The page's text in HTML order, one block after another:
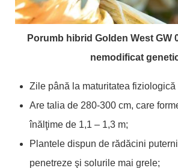
Porumb hibrid Golden West GW
nemodificat
Zile până la maturitatea fiziologică
Are talia de 280-300 cm, care
înălţime de 1,1 – 1,3 m;
Plantele dispun de rădăcini
penetreze şi solurile mai grele;